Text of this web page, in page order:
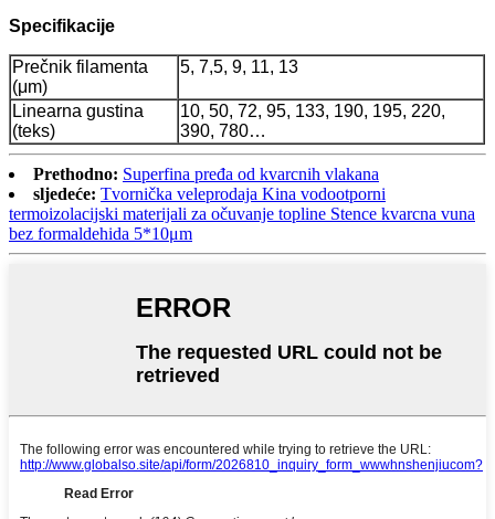
Specifikacije
Prečnik filamenta
(μm)
5, 7,5, 9, 11, 13
Linearna gustina
(teks)
10, 50, 72, 95, 133, 190, 195, 220,
390, 780…
Prethodno: Superfina pređa od kvarcnih vlakana
sljedeće: Tvornička veleprodaja Kina vodootporni
termoizolacijski materijali za očuvanje topline Stence kvarcna vuna
bez formaldehida 5*10μm